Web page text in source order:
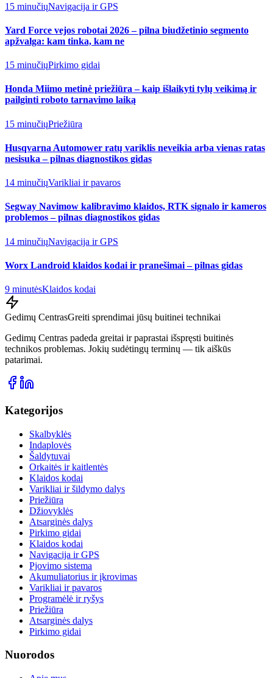
15 minučiųNavigacija ir GPS
Yard Force vejos robotai 2026 – pilna biudžetinio segmento
apžvalga: kam tinka, kam ne
15 minučiųPirkimo gidai
Honda Miimo metinė priežiūra – kaip išlaikyti tylų veikimą ir
pailginti roboto tarnavimo laiką
15 minučiųPriežiūra
Husqvarna Automower ratų variklis neveikia arba vienas ratas
nesisuka – pilnas diagnostikos gidas
14 minučiųVarikliai ir pavaros
Segway Navimow kalibravimo klaidos, RTK signalo ir kameros
problemos – pilnas diagnostikos gidas
14 minučiųNavigacija ir GPS
Worx Landroid klaidos kodai ir pranešimai – pilnas gidas
9 minutėsKlaidos kodai
Gedimų CentrasGreiti sprendimai jūsų buitinei technikai
Gedimų Centras padeda greitai ir paprastai išspręsti buitinės
technikos problemas. Jokių sudėtingų terminų — tik aiškūs
patarimai.
Kategorijos
Skalbyklės
Indaplovės
Šaldytuvai
Orkaitės ir kaitlentės
Klaidos kodai
Varikliai ir šildymo dalys
Priežiūra
Džiovyklės
Atsarginės dalys
Pirkimo gidai
Klaidos kodai
Navigacija ir GPS
Pjovimo sistema
Akumuliatorius ir įkrovimas
Varikliai ir pavaros
Programėlė ir ryšys
Priežiūra
Atsarginės dalys
Pirkimo gidai
Nuorodos